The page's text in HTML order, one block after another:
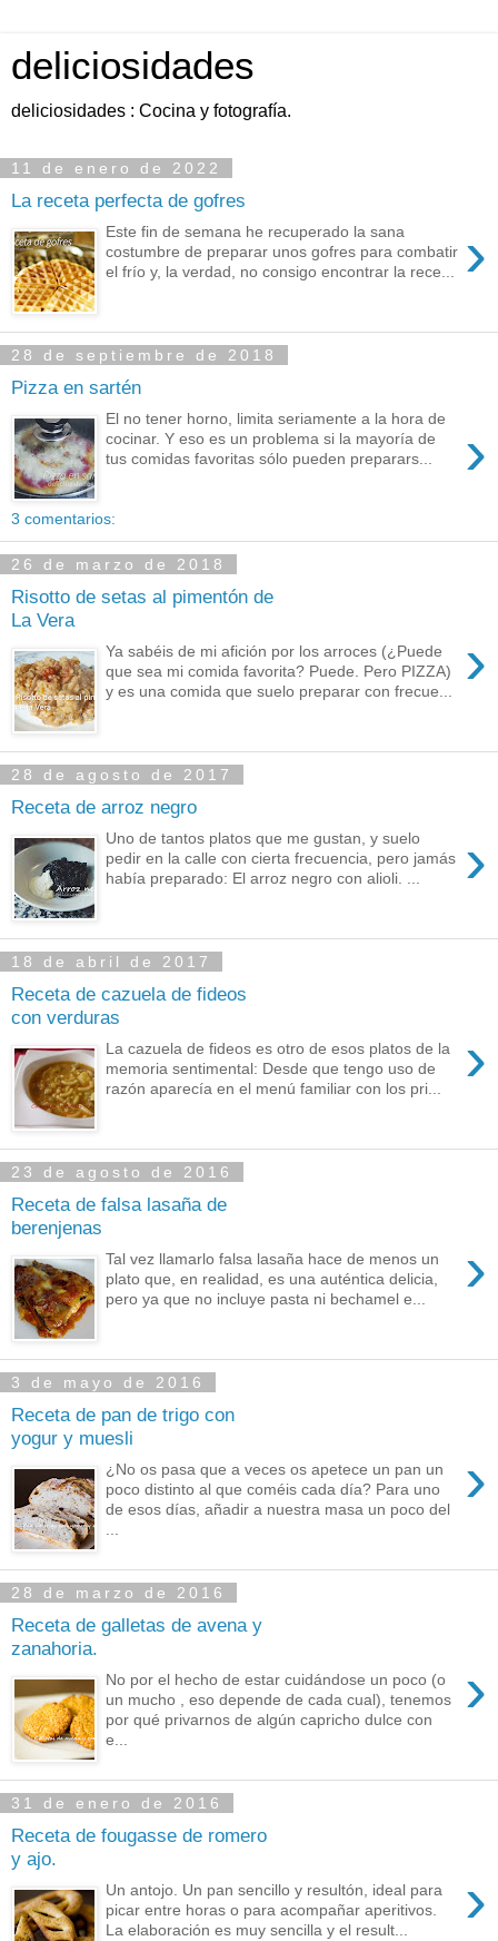
deliciosidades
deliciosidades : Cocina y fotografía.
11 de enero de 2022
La receta perfecta de gofres
›
Este fin de semana he recuperado la sana
costumbre de preparar unos gofres para combatir
el frío y, la verdad, no consigo encontrar la rece...
28 de septiembre de 2018
Pizza en sartén
›
El no tener horno, limita seriamente a la hora de
cocinar. Y eso es un problema si la mayoría de
tus comidas favoritas sólo pueden preparars...
3 comentarios:
26 de marzo de 2018
Risotto de setas al pimentón de
La Vera
›
Ya sabéis de mi afición por los arroces (¿Puede
que sea mi comida favorita? Puede. Pero PIZZA)
y es una comida que suelo preparar con frecue...
28 de agosto de 2017
Receta de arroz negro
›
Uno de tantos platos que me gustan, y suelo
pedir en la calle con cierta frecuencia, pero jamás
había preparado: El arroz negro con alioli. ...
18 de abril de 2017
Receta de cazuela de fideos
con verduras
›
La cazuela de fideos es otro de esos platos de la
memoria sentimental: Desde que tengo uso de
razón aparecía en el menú familiar con los pri...
23 de agosto de 2016
Receta de falsa lasaña de
berenjenas
›
Tal vez llamarlo falsa lasaña hace de menos un
plato que, en realidad, es una auténtica delicia,
pero ya que no incluye pasta ni bechamel e...
3 de mayo de 2016
Receta de pan de trigo con
yogur y muesli
›
¿No os pasa que a veces os apetece un pan un
poco distinto al que coméis cada día? Para uno
de esos días, añadir a nuestra masa un poco del
...
28 de marzo de 2016
Receta de galletas de avena y
zanahoria.
›
No por el hecho de estar cuidándose un poco (o
un mucho , eso depende de cada cual), tenemos
por qué privarnos de algún capricho dulce con
e...
31 de enero de 2016
Receta de fougasse de romero
y ajo.
›
Un antojo. Un pan sencillo y resultón, ideal para
picar entre horas o para acompañar aperitivos.
La elaboración es muy sencilla y el result...